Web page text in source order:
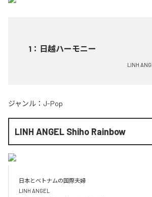
1 ： 日越ハーモニー
LINH
ジャンル： J-Pop
LINH ANGEL Shiho Rainbow
日本とベトナムの国際夫婦
LINH ANGEL